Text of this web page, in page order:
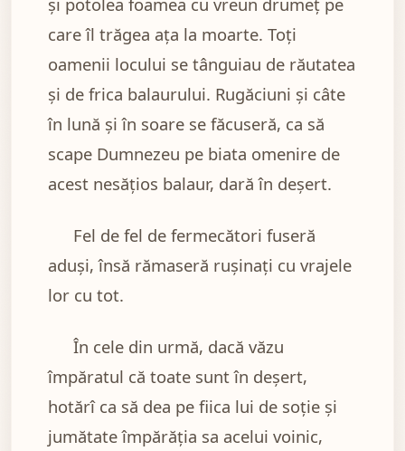
care îl trăgea aţa la moarte. Toţi
oamenii locului se tânguiau de răutatea
şi de frica balaurului. Rugăciuni şi câte
în lună şi în soare se făcuseră, ca să
scape Dumnezeu pe biata omenire de
acest nesăţios balaur, dară în deşert.
Fel de fel de fermecători fuseră
aduşi, însă rămaseră ruşinaţi cu vrajele
lor cu tot.
În cele din urmă, dacă văzu
împăratul că toate sunt în deşert,
hotărî ca să dea pe fiica lui de soţie şi
jumătate împărăţia sa acelui voinic,